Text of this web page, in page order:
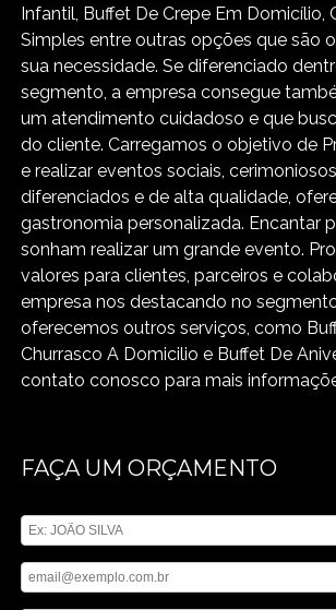
Infantil, Buffet De Crepe Em Domicílio,
Simples entre outras opções que são
sua necessidade. Se diferenciado
segmento, a empresa consegue
um atendimento cuidadoso e que
do cliente. Carregamos o objetivo de
e realizar eventos sociais,
diferenciados e de alta qualidade,
gastronomia personalizada. Encantar
sonham realizar um grande evento.
valores para clientes, parceiros e
empresa nos destacando no
oferecemos outros serviços, como
Churrasco A Domicilio e Buffet De
contato conosco para mais
FAÇA UM ORÇAMENTO